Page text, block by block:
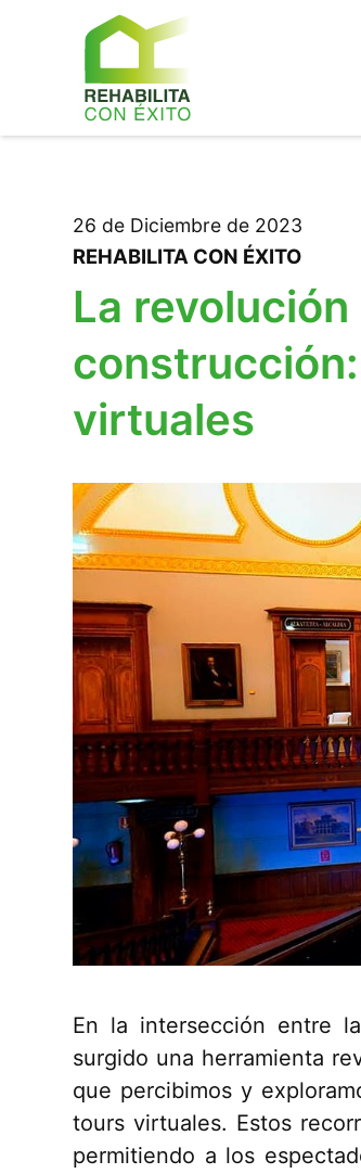
26 de Diciembre de 2023
REHABILITA CON ÉXITO
La
virtuales
En la intersección entre
surgido una herramienta
que percibimos y
tours virtuales. Estos
permitiendo a los